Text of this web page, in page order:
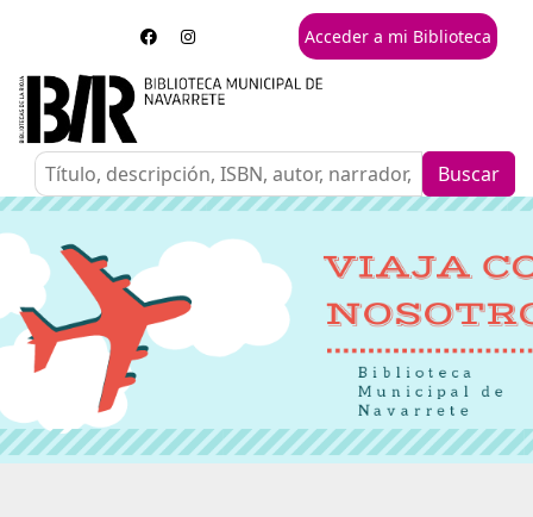
Acceder a mi Biblioteca
Buscar